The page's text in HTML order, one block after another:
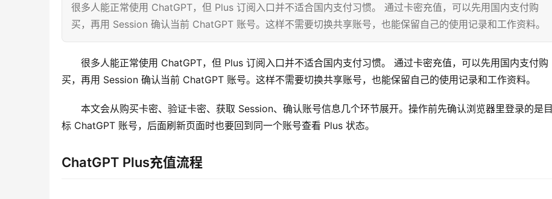
很多人能正常使用 ChatGPT，但 Plus 订阅入口并不适合国内支付习惯。 通过卡密充值，可以先用国内支付购
买，再用 Session 确认当前 ChatGPT 账号。这样不需要切换共享账号，也能保留自己的使用记录和工作资料。
很多人能正常使用 ChatGPT，但 Plus 订阅入口并不适合国内支付习惯。 通过卡密充值，可以先用国内支付购
买，再用 Session 确认当前 ChatGPT 账号。这样不需要切换共享账号，也能保留自己的使用记录和工作资料。
本文会从购买卡密、验证卡密、获取 Session、确认账号信息几个环节展开。操作前先确认浏览器里登录的是目
标 ChatGPT 账号，后面刷新页面时也要回到同一个账号查看 Plus 状态。
ChatGPT Plus充值流程